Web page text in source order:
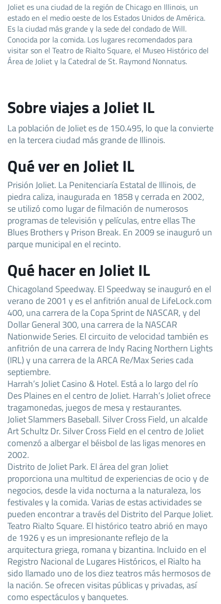
Joliet es una ciudad de la región de Chicago en Illinois, un
estado en el medio oeste de los Estados Unidos de América.
Es la ciudad más grande y la sede del condado de Will.
Conocida por la comida. Los lugares recomendados para
visitar son el Teatro de Rialto Square, el Museo Histórico del
Área de Joliet y la Catedral de St. Raymond Nonnatus.
Sobre viajes a Joliet IL
La población de Joliet es de 150.495, lo que la convierte
en la tercera ciudad más grande de Illinois.
Qué ver en Joliet IL
Prisión Joliet. La Penitenciaría Estatal de Illinois, de
piedra caliza, inaugurada en 1858 y cerrada en 2002,
se utilizó como lugar de filmación de numerosos
programas de televisión y películas, entre ellas The
Blues Brothers y Prison Break. En 2009 se inauguró un
parque municipal en el recinto.
Qué hacer en Joliet IL
Chicagoland Speedway. El Speedway se inauguró en el
verano de 2001 y es el anfitrión anual de LifeLock.com
400, una carrera de la Copa Sprint de NASCAR, y del
Dollar General 300, una carrera de la NASCAR
Nationwide Series. El circuito de velocidad también es
anfitrión de una carrera de Indy Racing Northern Lights
(IRL) y una carrera de la ARCA Re/Max Series cada
septiembre.
Harrah’s Joliet Casino & Hotel. Está a lo largo del río
Des Plaines en el centro de Joliet. Harrah’s Joliet ofrece
tragamonedas, juegos de mesa y restaurantes.
Joliet Slammers Baseball. Silver Cross Field, un alcalde
Art Schultz Dr. Silver Cross Field en el centro de Joliet
comenzó a albergar el béisbol de las ligas menores en
2002.
Distrito de Joliet Park. El área del gran Joliet
proporciona una multitud de experiencias de ocio y de
negocios, desde la vida nocturna a la naturaleza, los
festivales y la comida. Varias de estas actividades se
pueden encontrar a través del Distrito del Parque Joliet.
Teatro Rialto Square. El histórico teatro abrió en mayo
de 1926 y es un impresionante reflejo de la
arquitectura griega, romana y bizantina. Incluido en el
Registro Nacional de Lugares Históricos, el Rialto ha
sido llamado uno de los diez teatros más hermosos de
la nación. Se ofrecen visitas públicas y privadas, así
como espectáculos y banquetes.